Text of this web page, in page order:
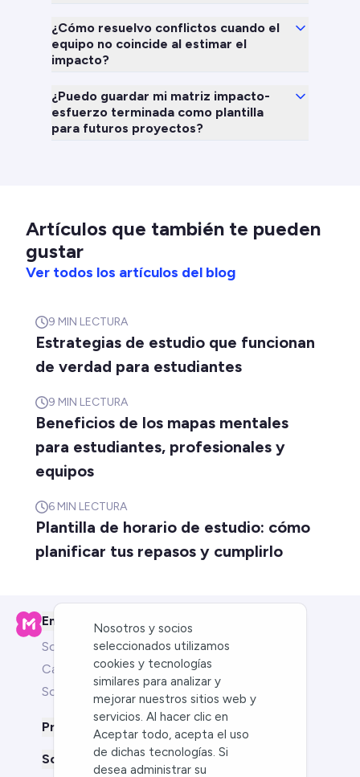
¿Cómo resuelvo conflictos cuando el
equipo no coincide al estimar el
impacto?
¿Puedo guardar mi matriz impacto-
esfuerzo terminada como plantilla
para futuros proyectos?
Artículos que también te pueden
gustar
Ver todos los artículos del blog
9 MIN LECTURA
Estrategias de estudio que funcionan
de verdad para estudiantes
9 MIN LECTURA
Beneficios de los mapas mentales
para estudiantes, profesionales y
equipos
6 MIN LECTURA
Plantilla de horario de estudio: cómo
planificar tus repasos y cumplirlo
Empresa
Sobre nosotros
Carreras
Socios
Producto
Soluciones para
Nosotros y socios
seleccionados utilizamos
cookies y tecnologías
similares para analizar y
mejorar nuestros sitios web y
servicios. Al hacer clic en
Aceptar todo, acepta el uso
de dichas tecnologías. Si
desea administrar su